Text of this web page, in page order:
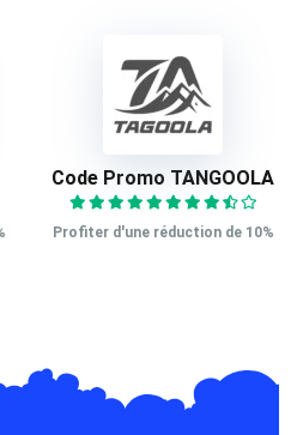
Code Promo TANGOOLA
Profiter d'une réduction de 10%